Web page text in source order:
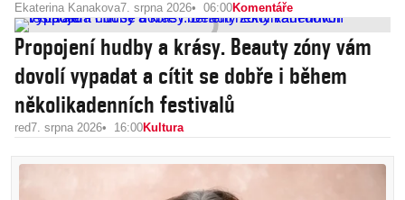
Ekaterina Kanakova7. srpna 2026 06:00Komentáře
Propojení hudby a krásy. Beauty zóny vám
dovolí vypadat a cítit se dobře i během
několikadenních festivalů
red7. srpna 2026 16:00Kultura